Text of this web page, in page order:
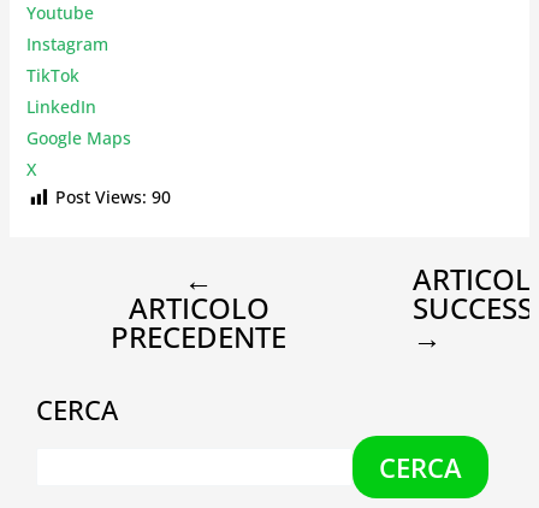
Youtube
Instagram
TikTok
LinkedIn
Google Maps
X
Post Views: 90
←
ARTICOLO
PRECEDENTE →
CERCA
CERCA